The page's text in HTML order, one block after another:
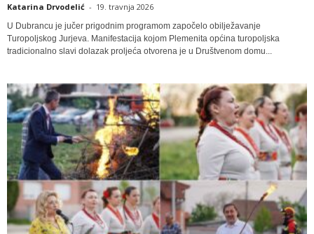
Katarina Drvodelić - 19. travnja 2026
U Dubrancu je jučer prigodnim programom započelo obilježavanje
Turopoljskog Jurjeva. Manifestacija kojom Plemenita općina turopoljska
tradicionalno slavi dolazak proljeća otvorena je u Društvenom domu...